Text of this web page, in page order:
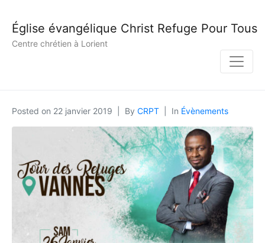
Église évangélique Christ Refuge Pour Tous
Centre chrétien à Lorient
Posted on 22 janvier 2019 By CRPT In Évènements